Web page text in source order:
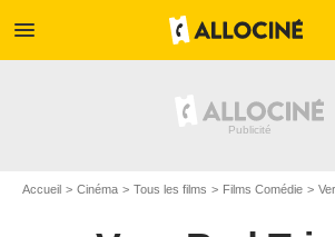
menu
Accueil Cinéma Tous les films Films Comédie